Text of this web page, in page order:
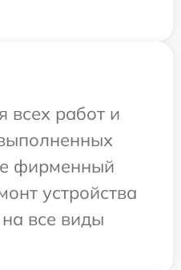
всех работ и
фирменный
устройства
все виды